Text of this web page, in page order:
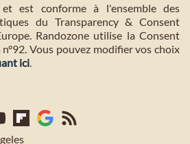
et est conforme à l'ensemble des
du Transparency & Consent
Randozone utilise la Consent
Vous pouvez modifier vos choix
ici.